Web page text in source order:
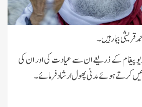
قریشی بیمار ہیں۔
پیغام کے ذریعے ان سے عیادت کی اور ان کی
کرتے ہوئے مدنی پھول ارشاد فرمائے۔